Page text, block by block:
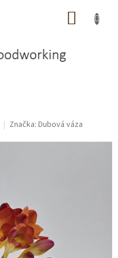
Značka: Dubová váza